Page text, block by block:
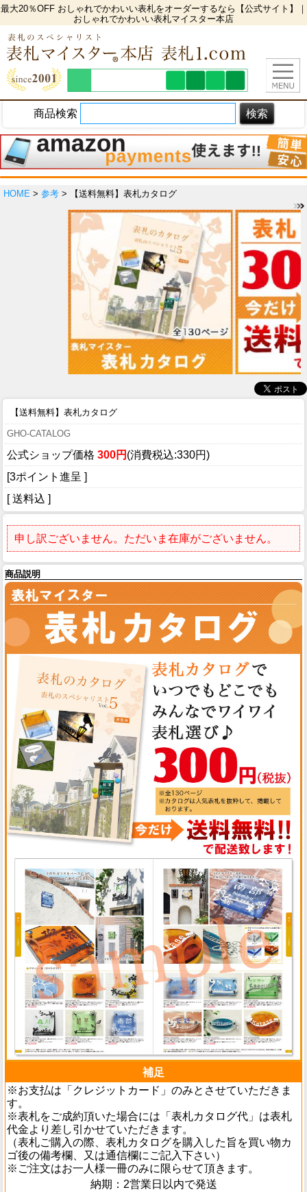
最大20％OFF おしゃれでかわいい表札をオーダーするなら【公式サイト】｜
おしゃれでかわいい表札マイスター本店
商品検索
HOME > 参考 > 【送料無料】表札カタログ
【送料無料】表札カタログ
GHO-CATALOG
公式ショップ価格 300円 (消費税込:330円)
[3ポイント進呈 ]
[ 送料込 ]
申し訳ございません。ただいま在庫がございません。
商品説明
補足
※お支払は「クレジットカード」のみとさせていただきま
す。
※表札をご成約頂いた場合には「表札カタログ代」は表札
代金より差し引かせていただきます。
（表札ご購入の際、表札カタログを購入した旨を買い物カ
ゴ後の備考欄、又は通信欄にご記入下さい）
※ご注文はお一人様一冊のみに限らせて頂きます。
納期：2営業日以内で発送